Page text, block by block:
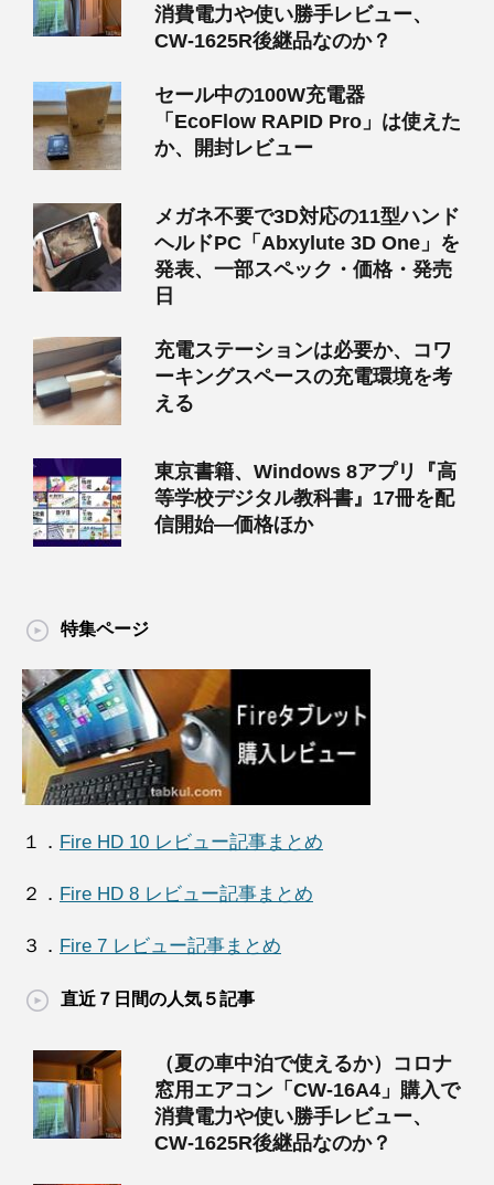
消費電力や使い勝手レビュー、
CW-1625R後継品なのか？
セール中の100W充電器
「EcoFlow RAPID Pro」は使えた
か、開封レビュー
メガネ不要で3D対応の11型ハンド
ヘルドPC「Abxylute 3D One」を
発表、一部スペック・価格・発売
日
充電ステーションは必要か、コワ
ーキングスペースの充電環境を考
える
東京書籍、Windows 8アプリ『高
等学校デジタル教科書』17冊を配
信開始―価格ほか
特集ページ
１． Fire HD 10 レビュー記事まとめ
２． Fire HD 8 レビュー記事まとめ
３． Fire 7 レビュー記事まとめ
直近７日間の人気５記事
（夏の車中泊で使えるか）コロナ
窓用エアコン「CW-16A4」購入で
消費電力や使い勝手レビュー、
CW-1625R後継品なのか？